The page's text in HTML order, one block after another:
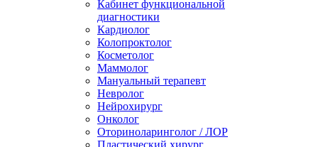
Кабинет функциональной
диагностики
Кардиолог
Колопроктолог
Косметолог
Маммолог
Мануальный терапевт
Невролог
Нейрохирург
Онколог
Оториноларинголог / ЛОР
Пластический хирург